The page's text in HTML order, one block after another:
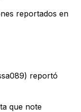
reportados en
reportó
que note